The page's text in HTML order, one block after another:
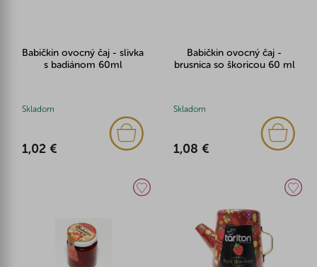
Babičkin ovocný čaj - slivka
s badiánom 60ml
Skladom
1,02 €
Babičkin ovocný čaj -
brusnica so škoricou 60 ml
Skladom
1,08 €